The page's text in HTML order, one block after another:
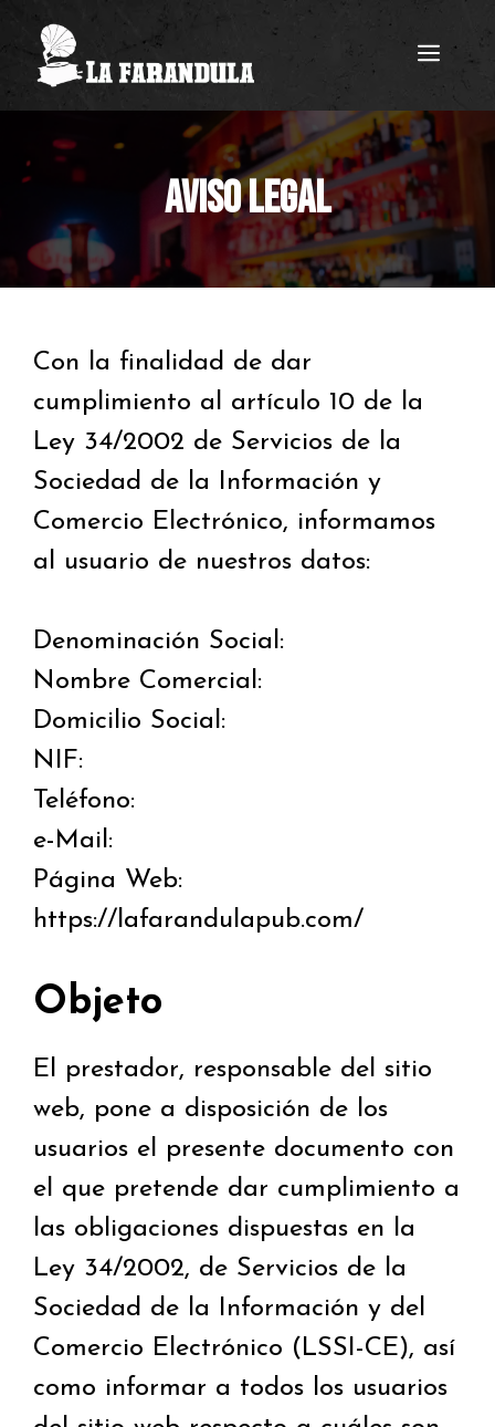
Saltar
contenido
AVISO LEGAL
Con la finalidad de dar
cumplimiento al artículo 10 de la
Ley 34/2002 de Servicios de la
Sociedad de la Información y
Comercio Electrónico, informamos
al usuario de nuestros datos:
Denominación Social:
Nombre Comercial:
Domicilio Social:
NIF:
Teléfono:
e-Mail:
Página Web:
https://lafarandulapub.com/
Objeto
El prestador, responsable del sitio
web, pone a disposición de los
usuarios el presente documento con
el que pretende dar cumplimiento a
las obligaciones dispuestas en la
Ley 34/2002, de Servicios de la
Sociedad de la Información y del
Comercio Electrónico (LSSI-CE), así
como informar a todos los usuarios